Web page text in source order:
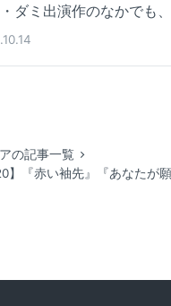
ダミ出演作のなかでも
の記事一覧
】『赤い袖先』『あなたが